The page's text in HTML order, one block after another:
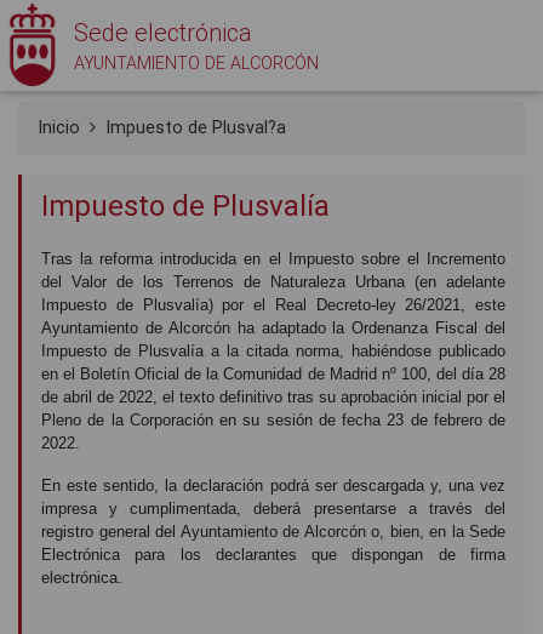
Sede electrónica
AYUNTAMIENTO DE ALCORCÓN
Inicio Impuesto de Plusval?a
Impuesto de Plusvalía
Tras la reforma introducida en el Impuesto sobre el Incremento
del Valor de los Terrenos de Naturaleza Urbana (en adelante
Impuesto de Plusvalía) por el Real Decreto-ley 26/2021, este
Ayuntamiento de Alcorcón ha adaptado la Ordenanza Fiscal del
Impuesto de Plusvalía a la citada norma, habiéndose publicado
en el Boletín Oficial de la Comunidad de Madrid nº 100, del día 28
de abril de 2022, el texto definitivo tras su aprobación inicial por el
Pleno de la Corporación en su sesión de fecha 23 de febrero de
2022.
En este sentido, la declaración podrá ser descargada y, una vez
impresa y cumplimentada, deberá presentarse a través del
registro general del Ayuntamiento de Alcorcón o, bien, en la Sede
Electrónica para los declarantes que dispongan de firma
electrónica.